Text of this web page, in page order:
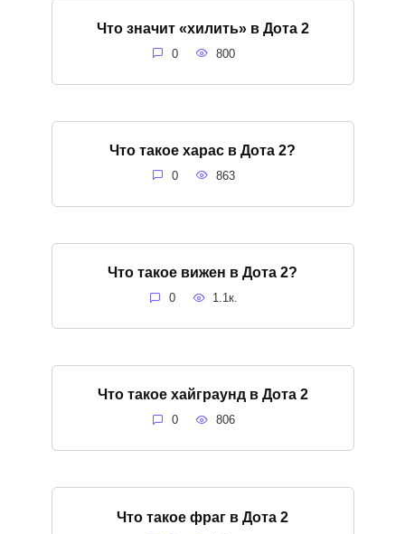
Что значит «хилить» в Дота 2
0 800
Что такое харас в Дота 2?
0 863
Что такое вижен в Дота 2?
0 1.1к.
Что такое хайграунд в Дота 2
0 806
Что такое фраг в Дота 2